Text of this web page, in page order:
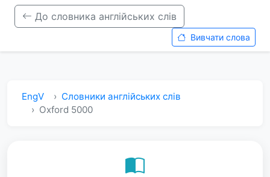
До словника англійських слів
Вивчати слова
EngV
Словники англійських слів
Oxford 5000